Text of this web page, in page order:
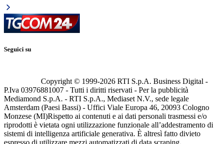
Seguici su
Copyright © 1999-2026 RTI S.p.A. Business Digital -
P.Iva 03976881007 - Tutti i diritti riservati - Per la pubblicità
Mediamond S.p.A. - RTI S.p.A., Mediaset N.V., sede legale
Amsterdam (Paesi Bassi) - Uffici Viale Europa 46, 20093 Cologno
Monzese (MI)Rispetto ai contenuti e ai dati personali trasmessi e/o
riprodotti è vietata ogni utilizzazione funzionale all’addestramento di
sistemi di intelligenza artificiale generativa. È altresì fatto divieto